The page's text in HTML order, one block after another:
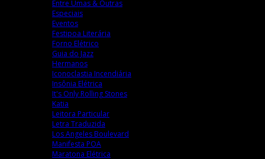
Entre Umas & Outras
Especiais
Eventos
Festipoa Literária
Forno Elétrico
Guia do Jazz
Hermanos
Iconoclastia Incendiária
Insônia Elétrica
It's Only Rolling Stones
Katia
Leitora Particular
Letra Traduzida
Los Angeles Boulevard
Manifesta POA
Maratona Elétrica